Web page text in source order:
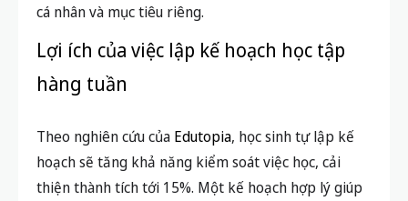
cá nhân và mục tiêu riêng.
Lợi ích của việc lập kế hoạch học tập
hàng tuần
Theo nghiên cứu của Edutopia, học sinh tự lập kế
hoạch sẽ tăng khả năng kiểm soát việc học, cải
thiện thành tích tới 15%. Một kế hoạch hợp lý giúp